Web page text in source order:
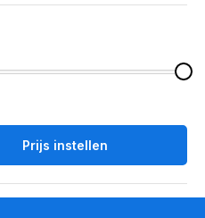
Prijs instellen